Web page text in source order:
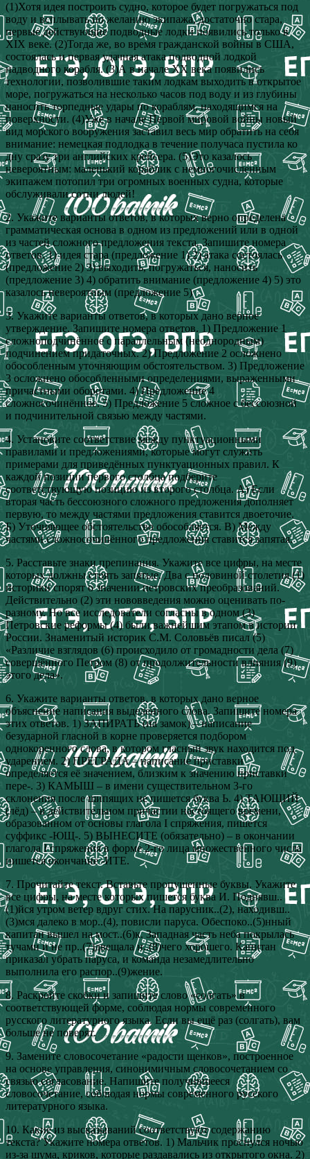
(1)Хотя идея построить судно, которое будет погружаться под
воду и всплывать по желанию экипажа, достаточно стара,
первые действующие подводные лодки появились только в
XIX веке. (2)Тогда же, во время гражданской войны в США,
состоялась и первая удачная атака подводной лодкой
надводного корабля. (3)А в начале XX века появились
технологии, позволившие таким лодкам выходить в открытое
море, погружаться на несколько часов под воду и из глубины
наносить торпедные удары по кораблям, находящимся на
поверхности. (4)Уже в начале Первой мировой войны новый
вид морского вооружения заставил весь мир обратить на себя
внимание: немецкая подлодка в течение получаса пустила ко
дну сразу три английских крейсера. (5)Это казалось
невероятным: маленький кораблик с немногочисленным
экипажем потопил три огромных военных судна, которые
обслуживали сотни людей!
2. Укажите варианты ответов, в которых верно определена
грамматическая основа в одном из предложений или в одной
из частей сложного предложения текста. Запишите номера
ответов. 1) идея стара (предложение 1) 2) атака состоялась
(предложение 2) 3) выходить, погружаться, наносить
(предложение 3) 4) обратить внимание (предложение 4) 5) это
казалось невероятным (предложение 5)
3. Укажите варианты ответов, в которых дано верное
утверждение. Запишите номера ответов. 1) Предложение 1
сложноподчинённое с параллельным (неоднородным)
подчинением придаточных. 2) Предложение 2 осложнено
обособленным уточняющим обстоятельством. 3) Предложение
3 осложнено обособленными определениями, выраженными
причастными оборотами. 4) Предложение 4
сложносочинённое. 5) Предложение 5 сложное с бессоюзной
и подчинительной связью между частями.
4. Установите соответствие между пунктуационными
правилами и предложениями, которые могут служить
примерами для приведённых пунктуационных правил. К
каждой позиции первого столбца подберите
соответствующую позицию из второго столбца. А) Если
вторая часть бессоюзного сложного предложения дополняет
первую, то между частями предложения ставится двоеточие.
Б) Уточняющее обстоятельство обособляется. В) Между
частями сложносочинённого предложения ставится запятая.
5. Расставьте знаки препинания. Укажите все цифры, на месте
которых должны стоять запятые. Два с половиной столетия (1)
историки спорят о значении петровских преобразований.
Действительно (2) эти нововведения можно оценивать по-
разному. Но все исследователи согласны в одном (3)
Петровские реформы (4) были важнейшим этапом в истории
России. Знаменитый историк С.М. Соловьёв писал (5)
«Различие взглядов (6) происходило от громадности дела (7)
совершённого Петром (8) от продолжительности влияния (9)
этого дела».
6. Укажите варианты ответов, в которых дано верное
объяснение написания выделенного слова. Запишите номера
этих ответов. 1) ЗАПИРАТЬ (на замок) – написание
безударной гласной в корне проверяется подбором
однокоренного слова, в котором гласный звук находится под
ударением. 2) ПРЕГРАДА – написание приставки
определяется её значением, близким к значению приставки
пере-. 3) КАМЫШ – в имени существительном 3-го
склонения после шипящих не пишется буква Ь. 4) ТАЮЩИЙ
(лёд) – в действительном причастии настоящего времени,
образованном от основы глагола I спряжения, пишется
суффикс -ЮЩ-. 5) ВЫНЕСИТЕ (обязательно) – в окончании
глагола I спряжения в форме 2-го лица множественного числа
пишется окончание -ИТЕ.
7. Прочитайте текст. Вставьте пропущенные буквы. Укажите
все цифры, на месте которых пишется буква И. Поднявш..
(1)йся утром ветер вдруг стих. На парусник..(2), находивш..
(3)мся далеко в мор..(4), повисли паруса. Обеспоко..(5)нный
капитан вышел на мост..(6)к. Западная часть неба покрылась
тучами и не пр..(7)двещала н..(8)чего хорошего. Капитан
приказал убрать паруса, и команда незамедлительно
выполнила его распор..(9)жение.
8. Раскройте скобки и запишите слово «солгать» в
соответствующей форме, соблюдая нормы современного
русского литературного языка. Если вы ещё раз (солгать), вам
больше не поверят.
9. Замените словосочетание «радости щенков», построенное
на основе управления, синонимичным словосочетанием со
связью согласование. Напишите получившееся
словосочетание, соблюдая нормы современного русского
литературного языка.
10. Какие из высказываний соответствуют содержанию
текста? Укажите номера ответов. 1) Мальчик проснулся ночью
из-за шума, криков, которые раздавались из открытого окна. 2)